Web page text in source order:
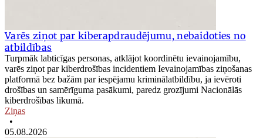
Varēs ziņot par kiberapdraudējumu, nebaidoties no
atbildības
Turpmāk labticīgas personas, atklājot koordinētu ievainojamību,
varēs ziņot par kiberdrošības incidentiem Ievainojamības ziņošanas
platformā bez bažām par iespējamu kriminālatbildību, ja ievēroti
drošības un samērīguma pasākumi, paredz grozījumi Nacionālās
kiberdrošības likumā.
Ziņas
•
05.08.2026